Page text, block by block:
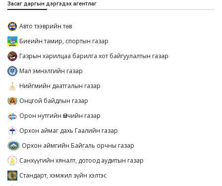
Засаг даргын дэргэдэх агентлаг
Авто тээврийн төв
Биеийн тамир, спортын газар
Газрын харилцаа барилга хот байгуулалтын газар
Мал эмнэлгийн газар
Нийгмийн даатгалын газар
Онцгой байдлын газар
Орон нутгийн Өмчийн газар
Орхон аймаг дахь Гаалийн газар
Орхон аймгийн Байгаль орчны газар
Санхүүгийн хяналт, дотоод аудитын газар
Стандарт, хэмжил зүйн хэлтэс